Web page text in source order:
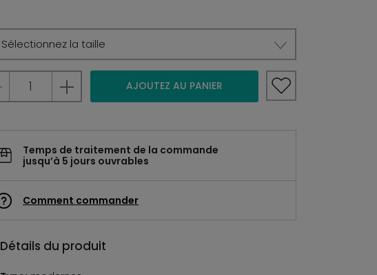
Sélectionnez la taille
AJOUTEZ AU PANIER
Temps de traitement de la commande
jusqu’à 5 jours ouvrables
Comment commander
Détails du produit